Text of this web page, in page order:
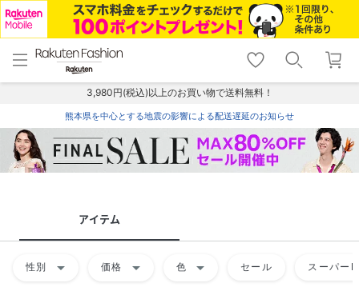
menu home
トップ
shopping_cart lock_outline
ログイン
3,980円(税込)以上のお買い物で送料無料！
熊本県を中心とする地震の影響による配送遅延のお知らせ
アイテム
性別 arrow_drop_down 価格 arrow_drop_down 色 arrow_drop_down セール スーパー